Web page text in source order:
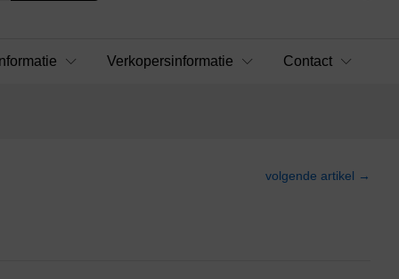
Verkopersinformatie Contact
volgende artikel →